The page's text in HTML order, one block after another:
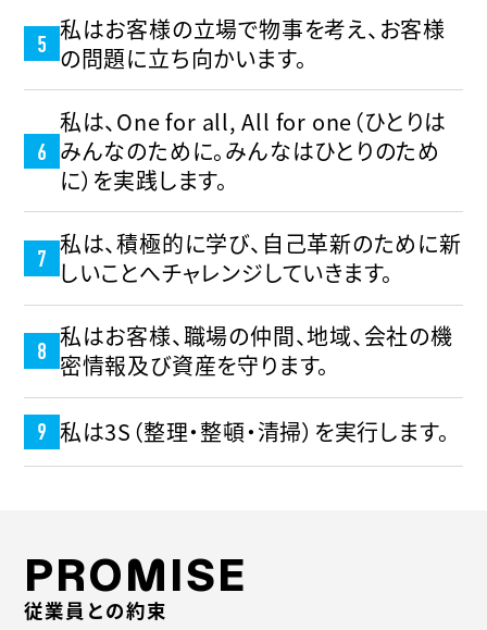
私はお客様の立場で物事を考え、お客様
の問題に立ち向かいます。
私は、One for all, All for one（ひとりは
みんなのために。みんなはひとりのため
に）を実践します。
私は、積極的に学び、自己革新のために新
しいことへチャレンジしていきます。
私はお客様、職場の仲間、地域、会社の機
密情報及び資産を守ります。
私は3S（整理・整頓・清掃）を実行します。
PROMISE
従業員との約束